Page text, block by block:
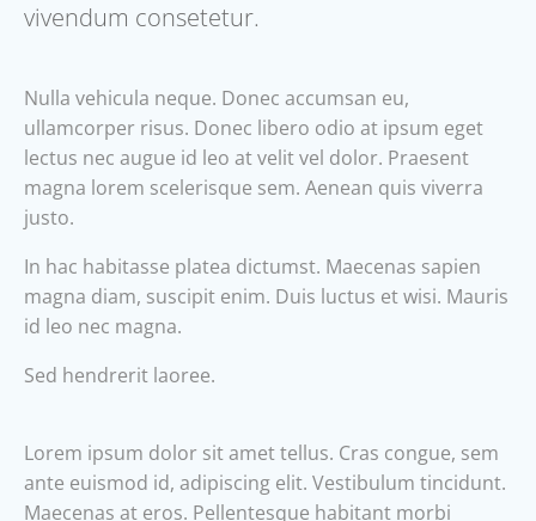
vivendum consetetur.
Nulla vehicula neque. Donec accumsan eu,
ullamcorper risus. Donec libero odio at ipsum eget
lectus nec augue id leo at velit vel dolor. Praesent
magna lorem scelerisque sem. Aenean quis viverra
justo.
In hac habitasse platea dictumst. Maecenas sapien
magna diam, suscipit enim. Duis luctus et wisi. Mauris
id leo nec magna.
Sed hendrerit laoree.
Lorem ipsum dolor sit amet tellus. Cras congue, sem
ante euismod id, adipiscing elit. Vestibulum tincidunt.
Maecenas at eros. Pellentesque habitant morbi